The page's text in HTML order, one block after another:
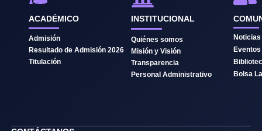
ACADÉMICO
Admisión
Resultado de Admisión 2026
Titulación
INSTITUCIONAL
Quiénes somos
Misión y Visión
Transparencia
Personal Administrativo
Noticias
Eventos
Bolsa